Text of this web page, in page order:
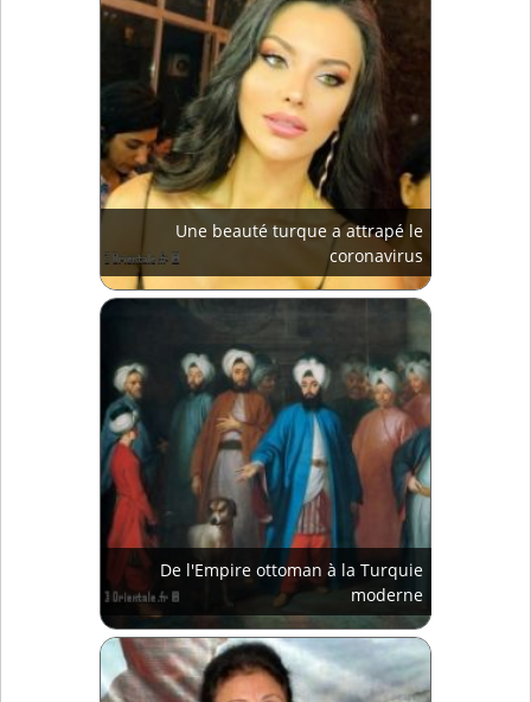
Une beauté turque a attrapé le
coronavirus
De l'Empire ottoman à la Turquie
moderne